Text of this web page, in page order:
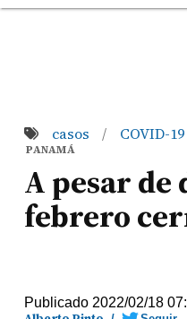
casos / COVID-19
PANAMÁ
A pesar de
febrero
Publicado 2022/02/18